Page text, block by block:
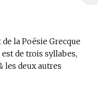
la Poësie Grecque
de trois syllabes,
les deux autres